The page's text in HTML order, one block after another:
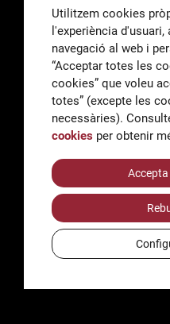
General
Informació
Tràmits de secretaria
AccessibilitatAvís legal i
Política de cookies
Crèdits
Utilitzem cookies
l'experiència
navegació al web i
“Acceptar totes les
cookies” que voleu
totes” (excepte les
necessàries).
cookies per obtenir